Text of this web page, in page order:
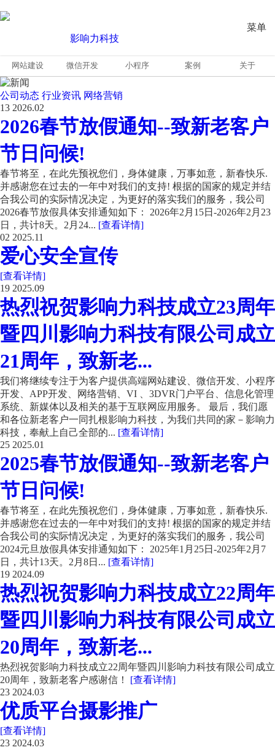
菜单
网站建设 微信开发 小程序 案例 关于
公司动态 行业资讯 网络营销
13 2026.02
2026春节放假通知--致新老客户
节日问候!
春节将至，在此先预祝您们，身体健康，万事如意，新春快乐.
并感谢您在过去的一年中对我们的支持! 根据的国家的规定并结
合我公司的实际情况决定，为更好的落实我们的服务，我公司
2026春节放假具体安排通知如下： 2026年2月15日-2026年2月23
日，共计8天。2月24... [查看详情]
02 2025.11
爱心安全宣传
[查看详情]
19 2025.09
热烈祝贺影响力科技成立23周年
暨四川影响力科技有限公司成立
21周年，致新老...
我们将继续专注于为客户提供高端网站建设、微信开发、小程序
开发、APP开发、网络营销、VI 、3DVR门户平台、信息化管理
系统、新媒体以及相关的基于互联网应用服务。 最后，我们愿
和各位新老客户一同扎根影响力科技，为我们共同的家－影响力
科技，奉献上自己全部的... [查看详情]
25 2025.01
2025春节放假通知--致新老客户
节日问候!
春节将至，在此先预祝您们，身体健康，万事如意，新春快乐.
并感谢您在过去的一年中对我们的支持! 根据的国家的规定并结
合我公司的实际情况决定，为更好的落实我们的服务，我公司
2024元旦放假具体安排通知如下： 2025年1月25日-2025年2月7
日，共计13天。2月8日... [查看详情]
19 2024.09
热烈祝贺影响力科技成立22周年
暨四川影响力科技有限公司成立
20周年，致新老...
热烈祝贺影响力科技成立22周年暨四川影响力科技有限公司成立
20周年，致新老客户感谢信！ [查看详情]
23 2024.03
优质平台摄影推广
[查看详情]
23 2024.03